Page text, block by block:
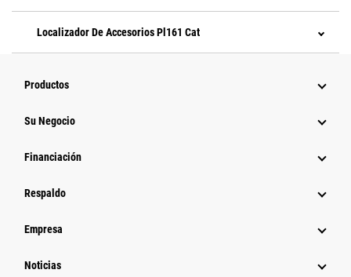
Localizador De Accesorios Pl161 Cat
Productos
Su Negocio
Financiación
Respaldo
Empresa
Noticias